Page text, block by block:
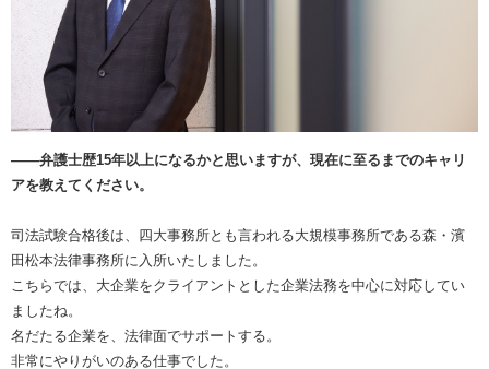
――弁護士歴15年以上になるかと思いますが、現在に至るまでのキャリ
アを教えてください。
司法試験合格後は、四大事務所とも言われる大規模事務所である森・濱
田松本法律事務所に入所いたしました。
こちらでは、大企業をクライアントとした企業法務を中心に対応してい
ましたね。
名だたる企業を、法律面でサポートする。
非常にやりがいのある仕事でした。